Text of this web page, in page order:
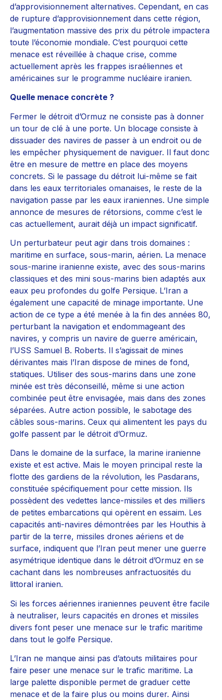
d’approvisionnement alternatives. Cependant, en cas
de rupture d’approvisionnement dans cette région,
l’augmentation massive des prix du pétrole impactera
toute l’économie mondiale. C’est pourquoi cette
menace est réveillée à chaque crise, comme
actuellement après les frappes israéliennes et
américaines sur le programme nucléaire iranien.
Quelle menace concrète ?
Fermer le détroit d’Ormuz ne consiste pas à donner
un tour de clé à une porte. Un blocage consiste à
dissuader des navires de passer à un endroit ou de
les empêcher physiquement de naviguer. Il faut donc
être en mesure de mettre en place des moyens
concrets. Si le passage du détroit lui-même se fait
dans les eaux territoriales omanaises, le reste de la
navigation passe par les eaux iraniennes. Une simple
annonce de mesures de rétorsions, comme c’est le
cas actuellement, aurait déjà un impact significatif.
Un perturbateur peut agir dans trois domaines :
maritime en surface, sous-marin, aérien. La menace
sous-marine iranienne existe, avec des sous-marins
classiques et des mini sous-marins bien adaptés aux
eaux peu profondes du golfe Persique. L’Iran a
également une capacité de minage importante. Une
action de ce type a été menée à la fin des années 80,
perturbant la navigation et endommageant des
navires, y compris un navire de guerre américain,
l’USS Samuel B. Roberts. Il s’agissait de mines
dérivantes mais l’Iran dispose de mines de fond,
statiques. Utiliser des sous-marins dans une zone
minée est très déconseillé, même si une action
combinée peut être envisagée, mais dans des zones
séparées. Autre action possible, le sabotage des
câbles sous-marins. Ceux qui alimentent les pays du
golfe passent par le détroit d’Ormuz.
Dans le domaine de la surface, la marine iranienne
existe et est active. Mais le moyen principal reste la
flotte des gardiens de la révolution, les Pasdarans,
constituée spécifiquement pour cette mission. Ils
possèdent des vedettes lance-missiles et des milliers
de petites embarcations qui opèrent en essaim. Les
capacités anti-navires démontrées par les Houthis à
partir de la terre, missiles drones aériens et de
surface, indiquent que l’Iran peut mener une guerre
asymétrique identique dans le détroit d’Ormuz en se
cachant dans les nombreuses anfractuosités du
littoral iranien.
Si les forces aériennes iraniennes peuvent être facile
à neutraliser, leurs capacités en drones et missiles
divers font peser une menace sur le trafic maritime
dans tout le golfe Persique.
L’Iran ne manque ainsi pas d’atouts militaires pour
faire peser une menace sur le trafic maritime. La
large palette disponible permet de graduer cette
menace et de la faire plus ou moins durer. Ainsi